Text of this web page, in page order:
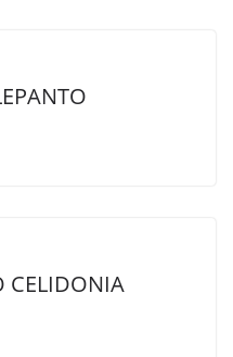
CELIDONIA